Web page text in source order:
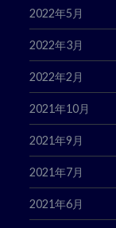
2022年5月
2022年3月
2022年2月
2021年10月
2021年9月
2021年7月
2021年6月